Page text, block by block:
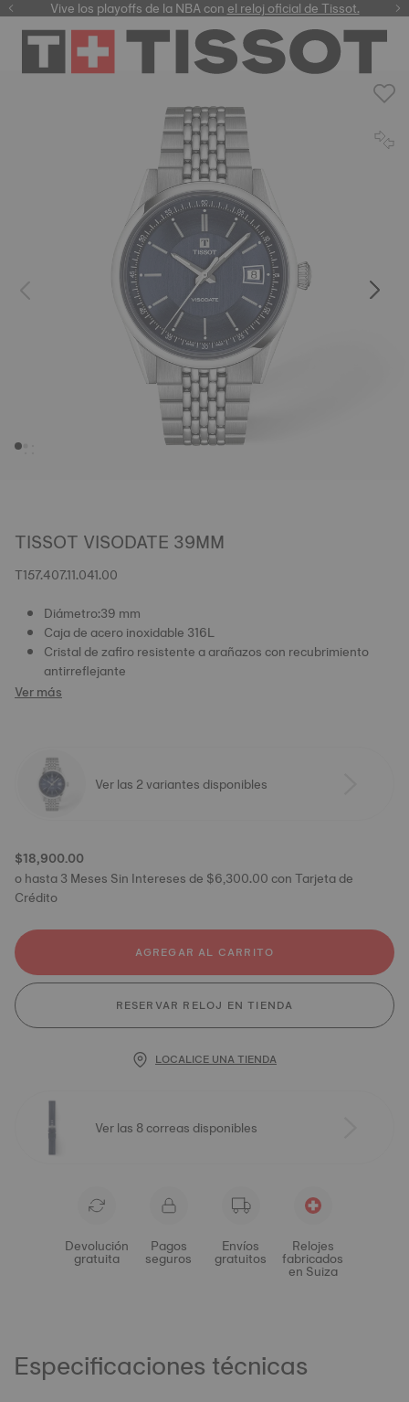
Vive los playoffs de la NBA conel reloj oficial de Tissot.
TISSOT VISODATE 39MM
T157.407.11.041.00
Diámetro:39 mm
Caja de acero inoxidable 316L
Cristal de zafiro resistente a arañazos con recubrimiento
antirreflejante
Ver más
Ver las 2 variantes disponibles
$18,900.00
o hasta 3 Meses Sin Intereses de $6,300.00 con Tarjeta de
Crédito
AGREGAR AL CARRITO
RESERVAR RELOJ EN TIENDA
LOCALICE UNA TIENDA
Ver las 8 correas disponibles
Devolución
gratuita
Pagos
seguros
Envíos
gratuitos
Relojes
fabricados
en Suiza
Especificaciones técnicas